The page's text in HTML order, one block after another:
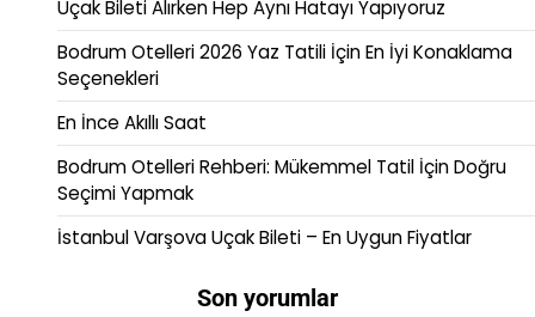
Uçak Bileti Alırken Hep Aynı Hatayı Yapıyoruz
Bodrum Otelleri 2026 Yaz Tatili İçin En İyi Konaklama
Seçenekleri
En İnce Akıllı Saat
Bodrum Otelleri Rehberi: Mükemmel Tatil İçin Doğru
Seçimi Yapmak
İstanbul Varşova Uçak Bileti – En Uygun Fiyatlar
Son yorumlar